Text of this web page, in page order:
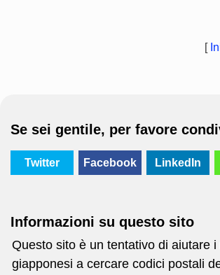
[
Se sei gentile, per favore
Twitter Facebook LinkedIn
Informazioni su questo sito
Questo sito è un tentativo di aiutare i
giapponesi a cercare codici postali